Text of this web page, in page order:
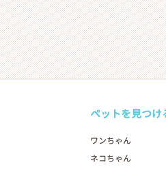
ペットを見つけ
ワンちゃん
ネコちゃん